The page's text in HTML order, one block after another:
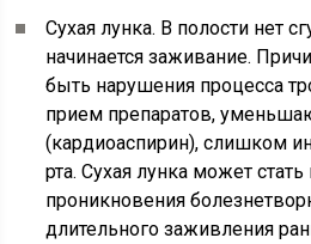
Сухая лунка. В полости нет
начинается заживание.
быть нарушения процесса
прием препаратов,
(кардиоаспирин), слишком
рта. Сухая лунка может
проникновения
длительного заживления